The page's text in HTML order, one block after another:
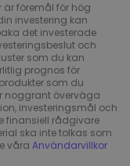
föremål för hög
investering kan
det investerade
och
som du kan
prognos för
som du
noggrant överväga
investeringsmål och
finansiell rådgivare
ska inte tolkas som
våra Användarvillkor